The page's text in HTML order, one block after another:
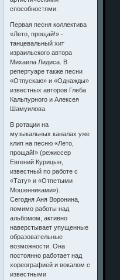
способностями.
Первая песня коллектива
«Лето, прощай!» -
танцевальный хит
израильского автора
Михаила Лидиса. В
репертуаре также песни
«Отпускаю» и «Однажды»
известных авторов Глеба
Кальпурного и Алексея
Шамуилова.
В ротации на
музыкальных каналах уже
клип на песню «Лето,
прощай!» (режиссер
Евгений Курицын,
известный по работе с
«Тату» и «Отпетыми
Мошенниками»).
Сегодня Аня Воронина,
помимо работы над
альбомом, активно
наверстывает упущенные
образовательные
возможности. Она
постоянно работает над
хореографией и вокалом с
известными